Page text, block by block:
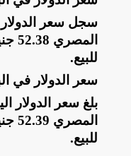
سجل سعر الدولار
للبيع.
سعر الدولار في
بلغ سعر الدولار
للبيع.